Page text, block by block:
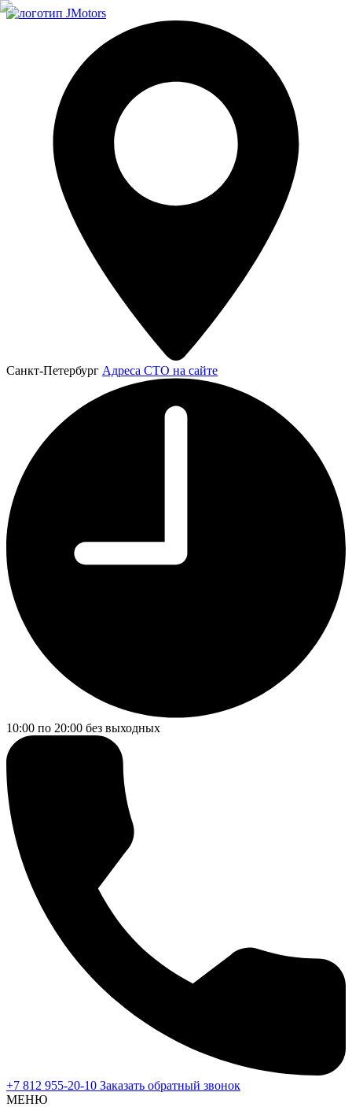
Санкт-Петербург Адреса СТО на сайте
10:00 по 20:00 без выходных
+7 812 955-20-10 Заказать обратный звонок
МЕНЮ